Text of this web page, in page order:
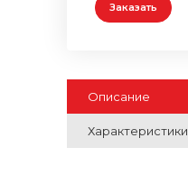
Заказать
Описание
Характеристики